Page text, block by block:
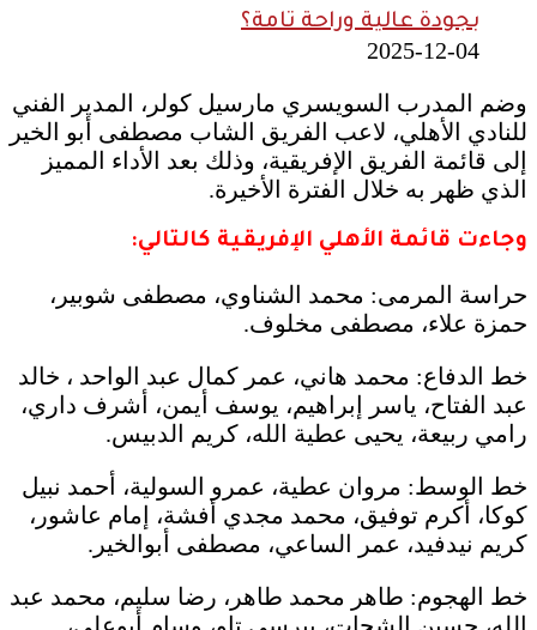
بجودة عالية وراحة تامة؟
2025-12-04
وضم المدرب السويسري مارسيل كولر، المدير الفني
للنادي الأهلي، لاعب الفريق الشاب مصطفى أبو الخير
إلى قائمة الفريق الإفريقية، وذلك بعد الأداء المميز
الذي ظهر به خلال الفترة الأخيرة.
وجاءت قائمة الأهلي الإفريقية كالتالي:
حراسة المرمى: محمد الشناوي، مصطفى شوبير،
حمزة علاء، مصطفى مخلوف.
خط الدفاع: محمد هاني، عمر كمال عبد الواحد ، خالد
عبد الفتاح، ياسر إبراهيم، يوسف أيمن، أشرف داري،
رامي ربيعة، يحيى عطية الله، كريم الدبيس.
خط الوسط: مروان عطية، عمرو السولية، أحمد نبيل
كوكا، أكرم توفيق، محمد مجدي أفشة، إمام عاشور،
كريم نيدفيد، عمر الساعي، مصطفى أبوالخير.
خط الهجوم: طاهر محمد طاهر، رضا سليم، محمد عبد
الله، حسين الشحات، بيرسي تاو، وسام أبوعلي،